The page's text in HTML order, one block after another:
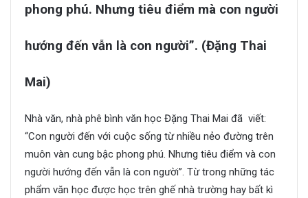
phong phú. Nhưng tiêu điểm mà con người
hướng đến vẫn là con người”. (Đặng Thai
Mai)
Nhà văn, nhà phê bình văn học Đặng Thai Mai đã viết:
“Con người đến với cuộc sống từ nhiều nẻo đường trên
muôn vàn cung bậc phong phú. Nhưng tiêu điểm và con
người hướng đến vẫn là con người”. Từ trong những tác
phẩm văn học được học trên ghế nhà trường hay bất kì